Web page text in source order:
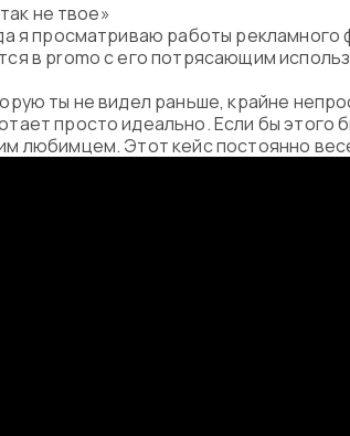
не твое»
я просматриваю работы
в promo с его потрясающим
ты не видел раньше, крайне
просто идеально. Если бы
любимцем. Этот кейс постоянно